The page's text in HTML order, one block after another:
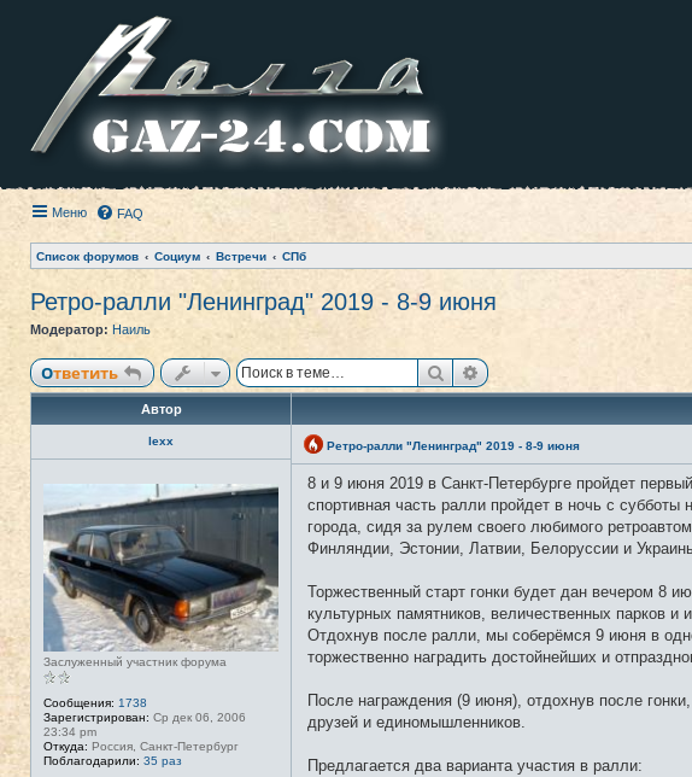
Меню FAQ
Список форумов Социум Встречи СПб
Ретро-ралли "Ленинград" 2019 - 8-9 июня
Модератор: Наиль
Ответить ПоискРасширенный поиск
Автор
lexx
Н
в
е
т
и
Заслуженный участник форума
Сообщения: 1738
Зарегистрирован: Ср дек 06, 2006
23:34 pm
Откуда: Россия, Санкт-Петербург
Поблагодарили: 35 раз
Ретро-ралли "Ленинград" 2019 - 8-9 июня
8 и 9 июня 2019 в Санкт-Петербурге пройдет
спортивная часть ралли пройдет в ночь с
города, сидя за рулем своего любимого
Финляндии, Эстонии, Латвии, Белоруссии и
Торжественный старт гонки будет дан вечером 8
культурных памятников, величественных парков
Отдохнув после ралли, мы соберёмся 9 июня в
торжественно наградить достойнейших и
После награждения (9 июня), отдохнув после
друзей и единомышленников.
Предлагается два варианта участия в ралли: